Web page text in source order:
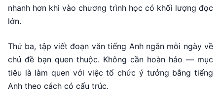
nhanh hơn khi vào chương trình học có khối lượng đọc
lớn.
Thứ ba, tập viết đoạn văn tiếng Anh ngắn mỗi ngày về
chủ đề bạn quen thuộc. Không cần hoàn hảo — mục
tiêu là làm quen với việc tổ chức ý tưởng bằng tiếng
Anh theo cách có cấu trúc.